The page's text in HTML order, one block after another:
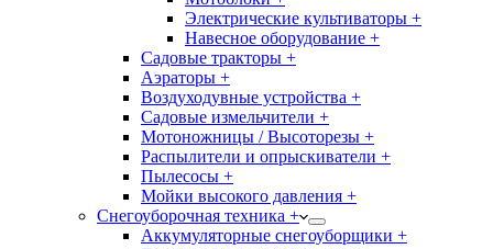
Электрические культиваторы +
Навесное оборудование +
Садовые тракторы +
Аэраторы +
Воздуходувные устройства +
Садовые измельчители +
Мотоножницы / Высоторезы +
Распылители и опрыскиватели +
Пылесосы +
Мойки высокого давления +
Снегоуборочная техника +
Аккумуляторные снегоуборщики +